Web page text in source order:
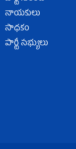
నాయకులు
సాధకం
పార్టీ సభ్యులు